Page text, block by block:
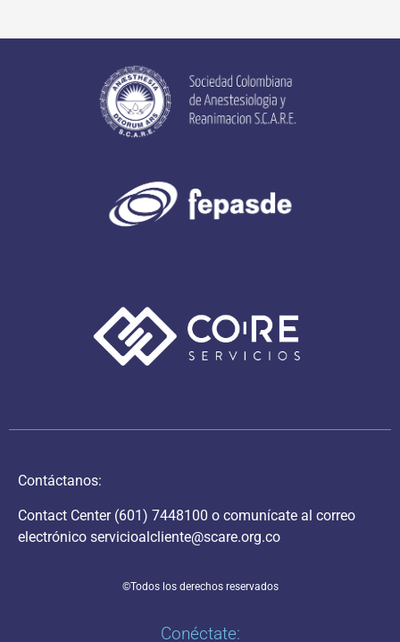
Contáctanos:
Contact Center (601) 7448100 o comunícate al correo
electrónico servicioalcliente@scare.org.co
©Todos los derechos reservados
Conéctate: